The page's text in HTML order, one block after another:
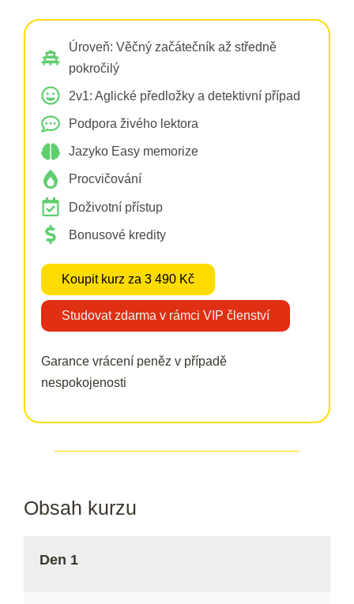
Úroveň: Věčný začátečník až středně
pokročilý
2v1: Aglické předložky a detektivní případ
Podpora živého lektora
Jazyko Easy memorize
Procvičování
Doživotní přístup
Bonusové kredity
Koupit kurz za 3 490 Kč
Studovat zdarma v rámci VIP členství
Garance vrácení peněz v případě
nespokojenosti
Obsah kurzu​
Den 1